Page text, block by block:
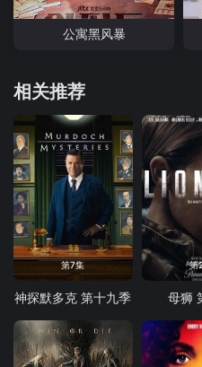
公寓黑风暴
相关推荐
第7集
神探默多克 第十九季
第
母狮